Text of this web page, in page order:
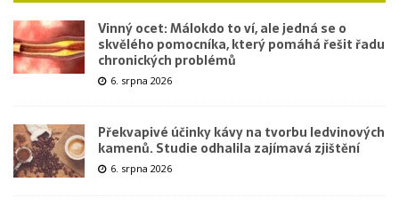
Vinný ocet: Málokdo to ví, ale jedná se o
skvělého pomocníka, který pomáhá řešit řadu
chronických problémů
6. srpna 2026
Překvapivé účinky kávy na tvorbu ledvinových
kamenů. Studie odhalila zajímavá zjištění
6. srpna 2026